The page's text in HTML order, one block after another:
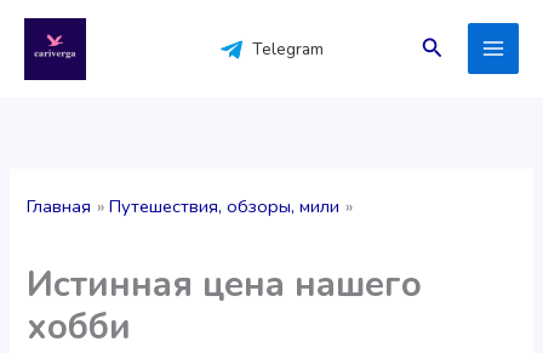
содержимому
Telegram Поиск
Главная Путешествия, обзоры, мили
Истинная цена нашего
хобби